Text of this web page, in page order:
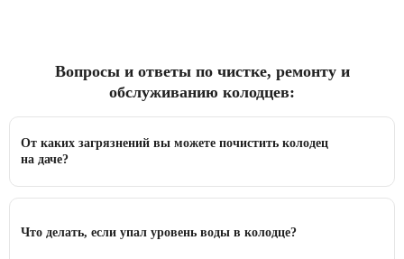
Вопросы и ответы по чистке, ремонту и
обслуживанию колодцев:
От каких загрязнений вы можете почистить колодец
на даче?
Что делать, если упал уровень воды в колодце?